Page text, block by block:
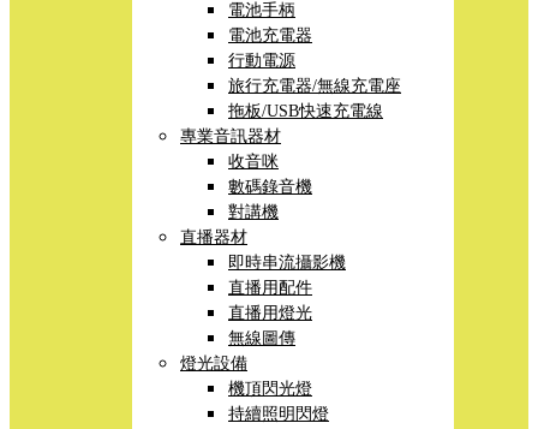
電池手柄
電池充電器
行動電源
旅行充電器/無線充電座
拖板/USB快速充電線
專業音訊器材
收音咪
數碼錄音機
對講機
直播器材
即時串流攝影機
直播用配件
直播用燈光
無線圖傳
燈光設備
機頂閃光燈
持續照明閃燈